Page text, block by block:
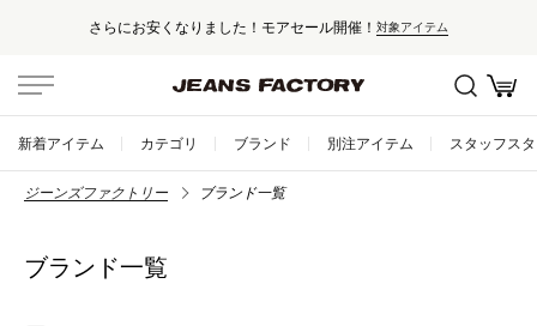
！モアセール開催！対象アイテム セール対象外ア
新着アイテム カテゴリ ブランド 別注アイテム スタッフス
ジーンズファクトリー ブランド一覧
ブランド一覧